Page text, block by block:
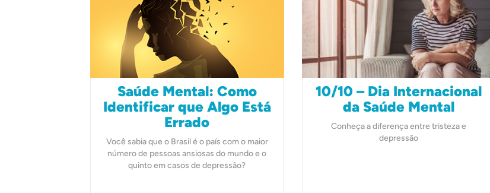
Saúde Mental: Como
Identificar que Algo Está
Errado
Você sabia que o Brasil é o país com o maior
número de pessoas ansiosas do mundo e o
quinto em casos de depressão?
10/10 – Dia Internacional
da Saúde Mental
Conheça a diferença entre tristeza e
depressão